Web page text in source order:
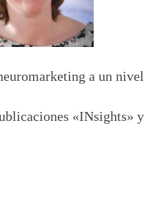
a un
«INsights»